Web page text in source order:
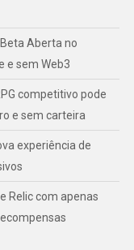
Aberta no
e sem Web3
competitivo pode
e sem carteira
experiência de
Relic com apenas